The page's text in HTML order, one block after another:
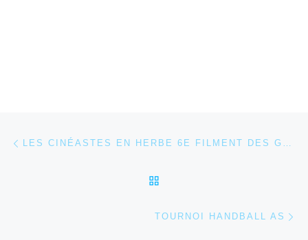
Parcourir les articles LES CINÉASTES EN HERBE 6E FILMENT DES GAGS !
TOURNOI HANDBALL AS